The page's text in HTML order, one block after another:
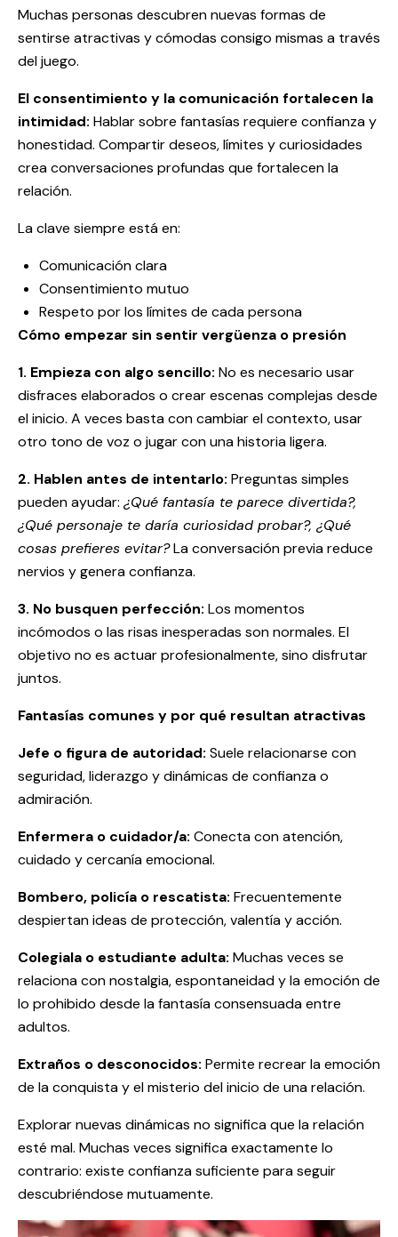
Muchas personas descubren nuevas formas de
sentirse atractivas y cómodas consigo mismas a través
del juego.
El consentimiento y la comunicación fortalecen la
intimidad: Hablar sobre fantasías requiere confianza y
honestidad. Compartir deseos, límites y curiosidades
crea conversaciones profundas que fortalecen la
relación.
La clave siempre está en:
Comunicación clara
Consentimiento mutuo
Respeto por los límites de cada persona
Cómo empezar sin sentir vergüenza o presión
1. Empieza con algo sencillo: No es necesario usar
disfraces elaborados o crear escenas complejas desde
el inicio. A veces basta con cambiar el contexto, usar
otro tono de voz o jugar con una historia ligera.
2. Hablen antes de intentarlo: Preguntas simples
pueden ayudar: ¿Qué fantasía te parece divertida?,
¿Qué personaje te daría curiosidad probar?, ¿Qué
cosas prefieres evitar?La conversación previa reduce
nervios y genera confianza.
3. No busquen perfección: Los momentos
incómodos o las risas inesperadas son normales. El
objetivo no es actuar profesionalmente, sino disfrutar
juntos.
Fantasías comunes y por qué resultan atractivas
Jefe o figura de autoridad: Suele relacionarse con
seguridad, liderazgo y dinámicas de confianza o
admiración.
Enfermera o cuidador/a: Conecta con atención,
cuidado y cercanía emocional.
Bombero, policía o rescatista: Frecuentemente
despiertan ideas de protección, valentía y acción.
Colegiala o estudiante adulta: Muchas veces se
relaciona con nostalgia, espontaneidad y la emoción de
lo prohibido desde la fantasía consensuada entre
adultos.
Extraños o desconocidos: Permite recrear la emoción
de la conquista y el misterio del inicio de una relación.
Explorar nuevas dinámicas no significa que la relación
esté mal. Muchas veces significa exactamente lo
contrario: existe confianza suficiente para seguir
descubriéndose mutuamente.